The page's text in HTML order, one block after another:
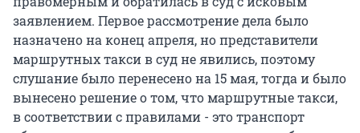
заявлением. Первое рассмотрение дела было
назначено на конец апреля, но представители
маршрутных такси в суд не явились, поэтому
слушание было перенесено на 15 мая, тогда и было
вынесено решение о том, что маршрутные такси,
в соответствии с правилами - это транспорт